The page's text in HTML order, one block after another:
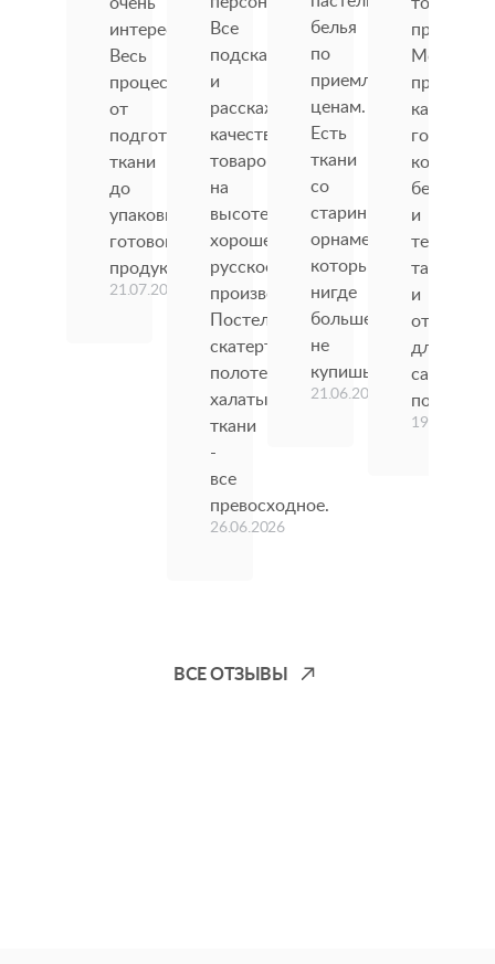
интересно!!
Весь
процесс
от
подготовки
ткани
до
упаковки
готовой
продукции
21.07.2026
Все
подскажут
и
расскажут,
качество
товаров
на
высоте,
хорошее
русское
производство.
Постель,
скатерти,
полотенца,
халаты,
ткани
-
все
превосходное.
26.06.2026
белья
по
приемлемым
ценам.
Есть
ткани
со
старинным
орнаментом,
которые
нигде
больше
не
купишь.
21.06.2026
Можно
как
готовые
белья,
и
текстиля,
так
и
отрезы
для
пошива.
19.06.2026
ВСЕ ОТЗЫВЫ